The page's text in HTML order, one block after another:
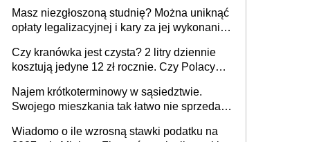
Masz niezgłoszoną studnię? Można uniknąć
opłaty legalizacyjnej i kary za jej wykonanie,
Czy kranówka jest czysta? 2 litry dziennie
kosztują jedyne 12 zł rocznie. Czy Polacy
Najem krótkoterminowy w sąsiedztwie.
Swojego mieszkania tak łatwo nie sprzedaż
Wiadomo o ile wzrosną stawki podatku na